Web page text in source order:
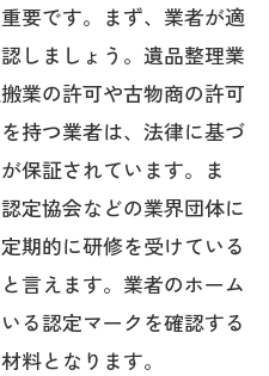
要です。まず、業者が適
しましょう。遺品整理業
業の許可や古物商の許可
持つ業者は、法律に基づ
保証されています。ま
定協会などの業界団体に
期的に研修を受けている
言えます。業者のホーム
る認定マークを確認する
料となります。